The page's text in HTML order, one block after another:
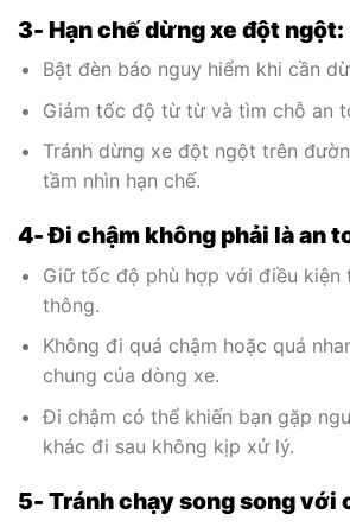
3- Hạn chế dừng xe đột ngột:
Bật đèn báo nguy hiểm khi cần
Giảm tốc độ từ từ và tìm chỗ an
Tránh dừng xe đột ngột trên
tầm nhìn hạn chế.
4- Đi chậm không phải là an
Giữ tốc độ phù hợp với điều kiện
thông.
Không đi quá chậm hoặc quá
chung của dòng xe.
Đi chậm có thể khiến bạn gặp
khác đi sau không kịp xử lý.
5- Tránh chạy song song với